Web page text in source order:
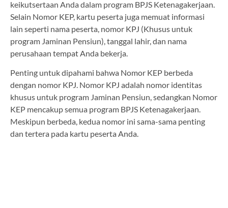
keikutsertaan Anda dalam program BPJS Ketenagakerjaan.
Selain Nomor KEP, kartu peserta juga memuat informasi
lain seperti nama peserta, nomor KPJ (Khusus untuk
program Jaminan Pensiun), tanggal lahir, dan nama
perusahaan tempat Anda bekerja.
Penting untuk dipahami bahwa Nomor KEP berbeda
dengan nomor KPJ. Nomor KPJ adalah nomor identitas
khusus untuk program Jaminan Pensiun, sedangkan Nomor
KEP mencakup semua program BPJS Ketenagakerjaan.
Meskipun berbeda, kedua nomor ini sama-sama penting
dan tertera pada kartu peserta Anda.